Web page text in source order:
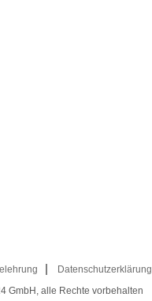
Datenschutzerklärung
GmbH, alle Rechte vorbehalten